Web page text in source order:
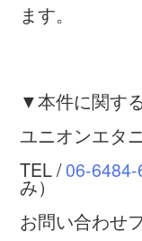
ます。
▼本件に関す
ユニオンエタ
TEL /06-
み）
お問い合わせ